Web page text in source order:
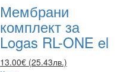
Мембрани
комплект за
Logas RL-ONE el
13.00€ (25.43лв.)